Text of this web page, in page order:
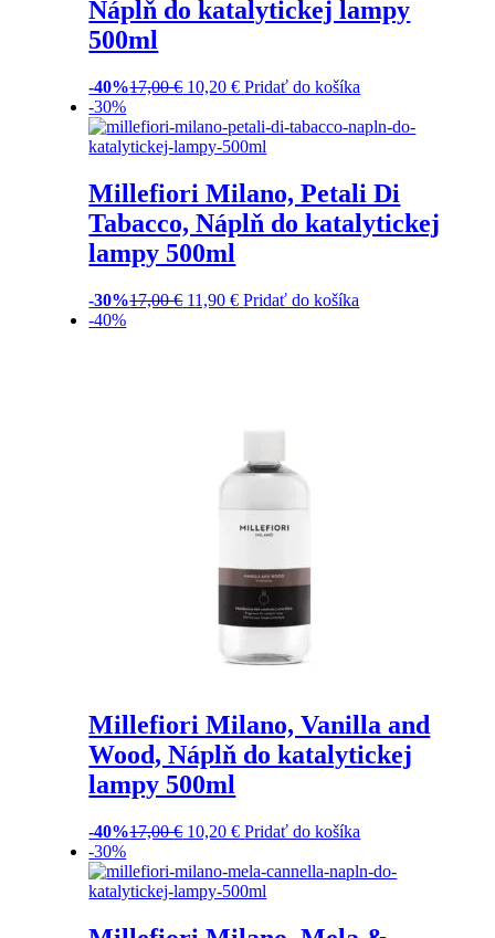
Náplň do katalytickej lampy
500ml
-40%17,00€ 10,20€ Pridať do košíka
-30%
Millefiori Milano, Petali Di
Tabacco, Náplň do katalytickej
lampy 500ml
-30%17,00€ 11,90€ Pridať do košíka
-40%
Millefiori Milano, Vanilla and
Wood, Náplň do katalytickej
lampy 500ml
-40%17,00€ 10,20€ Pridať do košíka
-30%